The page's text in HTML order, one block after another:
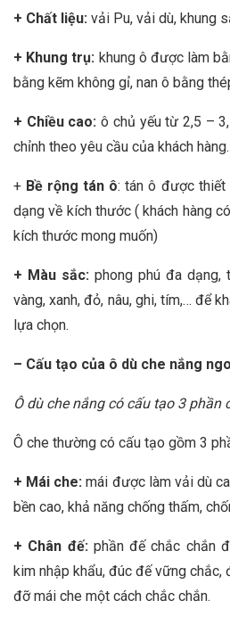
+ Chất liệu: vải Pu, vải dù, khung
+ Khung trụ: khung ô được làm
bằng kẽm không gỉ, nan ô bằng
+ Chiều cao: ô chủ yếu từ 2,5 –
chỉnh theo yêu cầu của khách hàng.
+ Bề rộng tán ô: tán ô được thiết
dạng về kích thước ( khách hàng
kích thước mong muốn)
+ Màu sắc: phong phú đa dạng,
vàng, xanh, đỏ, nâu, ghi, tím,… để
lựa chọn.
– Cấu tạo của ô dù che nắng
Ô dù che nắng có cấu tạo 3 phần
Ô che thường có cấu tạo gồm 3
+ Mái che: mái được làm vải dù
bền cao, khả năng chống thấm,
+ Chân đế: phần đế chắc chắn
kim nhập khẩu, đúc đế vững chắc,
đỡ mái che một cách chắc chắn.